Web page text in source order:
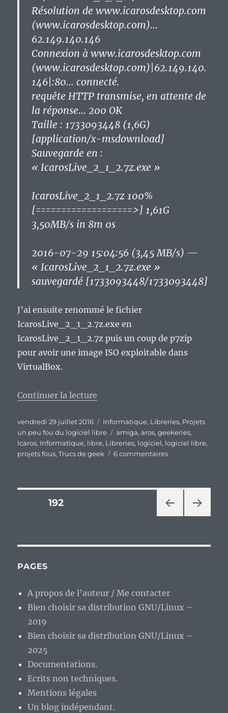
Résolution de www.icarosdesktop.com
(www.icarosdesktop.com)…
62.149.140.146
Connexion à www.icarosdesktop.com
(www.icarosdesktop.com)|62.149.140.
146|:80… connecté.
requête HTTP transmise, en attente de
la réponse… 200 OK
Taille : 1733093448 (1,6G)
[application/x-msdownload]
Sauvegarde en :
« IcarosLive_2_1_2.7z.exe »
IcarosLive_2_1_2.7z 100%
[===================>] 1,61G
3,50MB/s in 8m 0s
2016-07-29 15:04:56 (3,45 MB/s) —
« IcarosLive_2_1_2.7z.exe »
sauvegardé [1733093448/1733093448]
J’ai ensuite renommé le fichier
IcarosLive_2_1_2.7z.exe en
IcarosLive_2_1_2.7z puis un coup de p7zip
pour avoir une image ISO exploitable dans
VirtualBox.
Continuer la lecture
Publié
le
vendredi 29 juillet 2016 Catégories
Informatique, Libreries, Projets
un peu fou du logiciel libre
Étiquettes
amiga,aros,geekeries,
Icaros, Informatique, libre, Libreries, logiciel, logiciel libre,
projets fous,Trucs de geek 6 commentairessur
fou
du
épisode
Desktop…
AmigaOS,
et
Pagination
publications
CÉD
PAGE192
ANT
PAGES
A propos de l’auteur / Me contacter
Bien choisir sa distribution GNU/Linux –
2019
Bien choisir sa distribution GNU/Linux –
2025
Documentations.
Ecrits non techniques.
Mentions légales
Un blog indépendant.